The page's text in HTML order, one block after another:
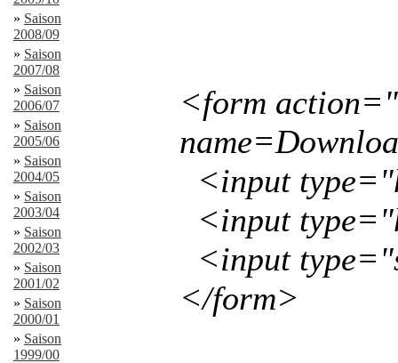
» Saison
2008/09
» Saison
2007/08
» Saison
2006/07
» Saison
2005/06
» Saison
2004/05
» Saison
2003/04
» Saison
2002/03
» Saison
2001/02
» Saison
2000/01
» Saison
1999/00
<form
<input
<input
<input
</form>